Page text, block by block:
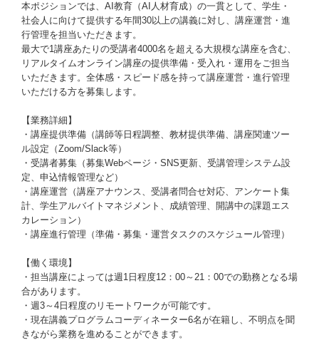
本ポジションでは、AI教育（AI人材育成）の一貫として、学生・
社会人に向けて提供する年間30以上の講義に対し、講座運営・進
行管理を担当いただきます。
最大で1講座あたりの受講者4000名を超える大規模な講座を含む、
リアルタイムオンライン講座の提供準備・受入れ・運用をご担当
いただきます。全体感・スピード感を持って講座運営・進行管理
いただける方を募集します。
【業務詳細】
・講座提供準備（講師等日程調整、教材提供準備、講座関連ツー
ル設定（Zoom/Slack等）
・受講者募集（募集Webページ・SNS更新、受講管理システム設
定、申込情報管理など）
・講座運営（講座アナウンス、受講者問合せ対応、アンケート集
計、学生アルバイトマネジメント、成績管理、開講中の課題エス
カレーション）
・講座進行管理（準備・募集・運営タスクのスケジュール管理）
【働く環境】
・担当講座によっては週1日程度12：00～21：00での勤務となる場
合があります。
・週3～4日程度のリモートワークが可能です。
・現在講義プログラムコーディネーター6名が在籍し、不明点を聞
きながら業務を進めることができます。